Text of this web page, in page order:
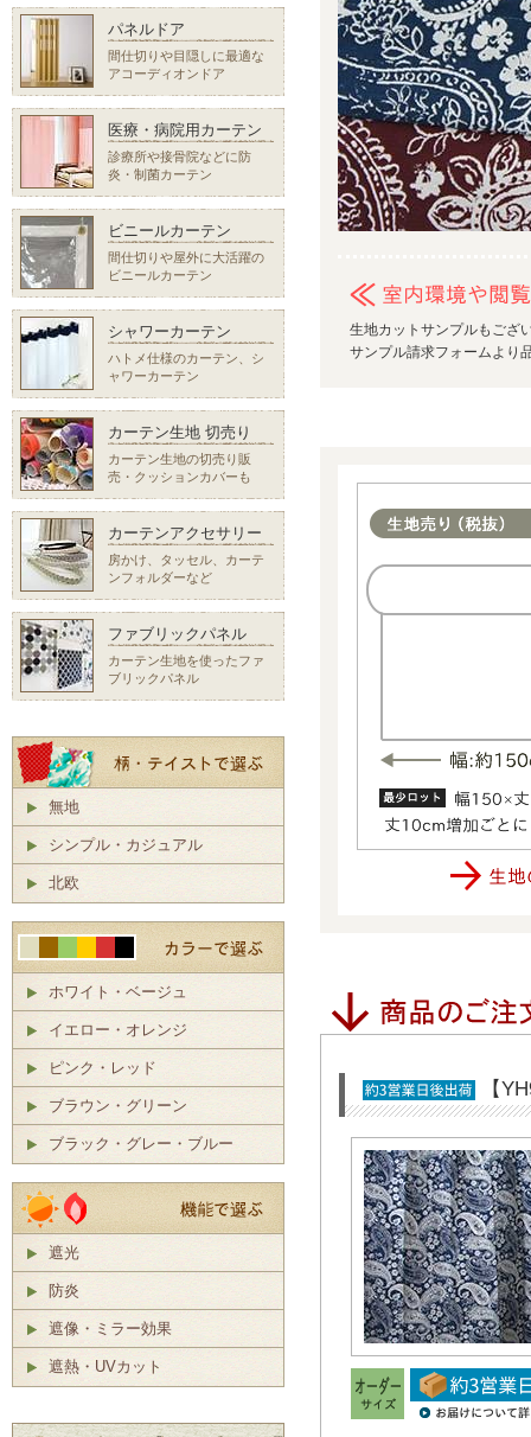
生地カットサンプルもござ
サンプル請求フォームより
【
パネルドア
間仕切りや目隠しに最適な
アコーディオンドア
医療・病院用カーテン
診療所や接骨院などに防
炎・制菌カーテン
ビニールカーテン
間仕切りや屋外に大活躍の
ビニールカーテン
シャワーカーテン
ハトメ仕様のカーテン、シ
ャワーカーテン
カーテン生地 切売り
カーテン生地の切売り販
売・クッションカバーも
カーテンアクセサリー
房かけ、タッセル、カーテ
ンフォルダーなど
ファブリックパネル
カーテン生地を使ったファ
ブリックパネル
無地
シンプル・カジュアル
北欧
ホワイト・ベージュ
イエロー・オレンジ
ピンク・レッド
ブラウン・グリーン
ブラック・グレー・ブルー
遮光
防炎
遮像・ミラー効果
遮熱・UVカット